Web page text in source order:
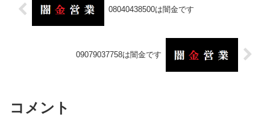
08040438500は闇金です
09079037758は闇金です
コメント